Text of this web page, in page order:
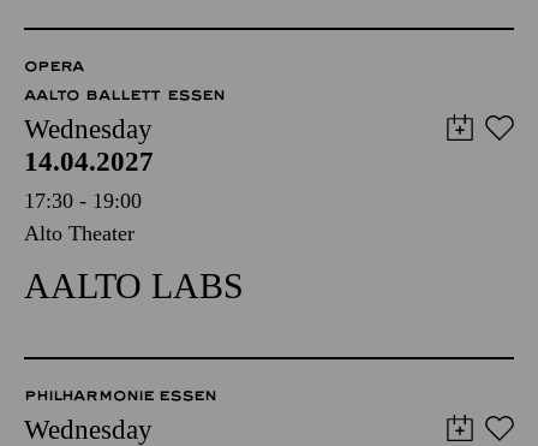
OPERA
AALTO BALLETT ESSEN
Wednesday
14.04.2027
17:30 - 19:00
Alto Theater
AALTO LABS
PHILHARMONIE ESSEN
Wednesday